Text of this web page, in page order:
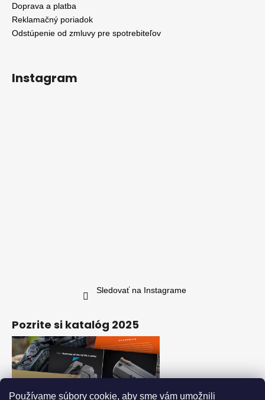
Používame súbory cookie, aby sme vám umožnili
Doprava a platba
Reklamačný poriadok
Odstúpenie od zmluvy pre spotrebiteľov
Instagram
Sledovať na Instagrame
Pozrite si katalóg 2025